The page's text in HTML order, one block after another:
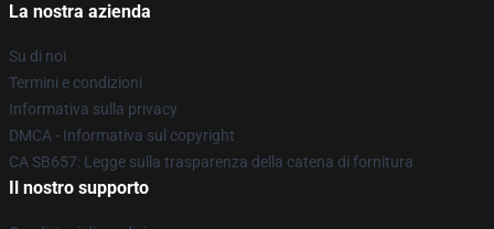
La nostra azienda
Su di noi
Termini e condizioni
Informativa sulla privacy
DMCA - Informativa sul copyright
CA SB657: Legge sulla trasparenza della catena di fornitura
Il nostro supporto